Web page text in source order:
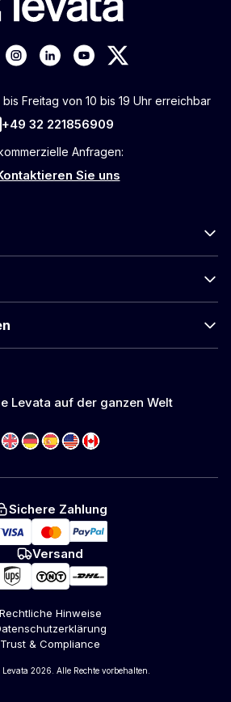
Freitag von 10 bis 19 Uhr erreichbar
+49 32 221856909
Anfragen:
Sie uns
Levata auf der ganzen Welt
Sichere Zahlung
Versand
Rechtliche Hinweise
Trust & Compliance
2026. Alle Rechte vorbehalten.